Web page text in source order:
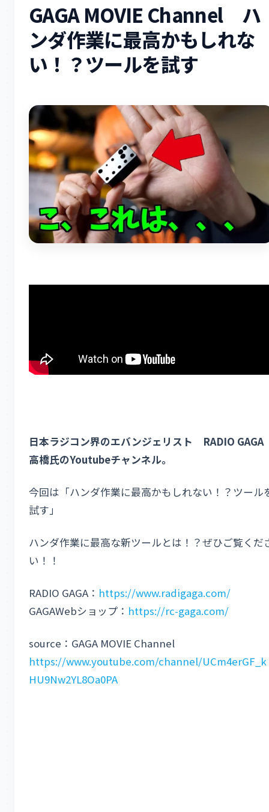
GAGA MOVIE Channel ハ
ンダ作業に最高かもしれな
い！？ツールを試す
日本ラジコン界のエバンジェリスト RADIO GAGA
高橋氏のYoutubeチャンネル。
今回は「ハンダ作業に最高かもしれない！？ツール
試す」
ハンダ作業に最高な新ツールとは！？ぜひご覧くだ
い！！
RADIO GAGA： https://www.radigaga.com/
GAGAWebショップ： https://rc-gaga.com/
source：GAGA MOVIE Channel
https://www.youtube.com/channel/UCm4erGF_k
HU9Nw2YL8Oa0PA